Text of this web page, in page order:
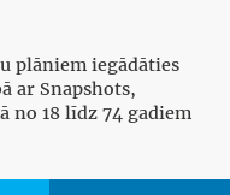
plāniem iegādāties
ar Snapshots,
no 18 līdz 74 gadiem